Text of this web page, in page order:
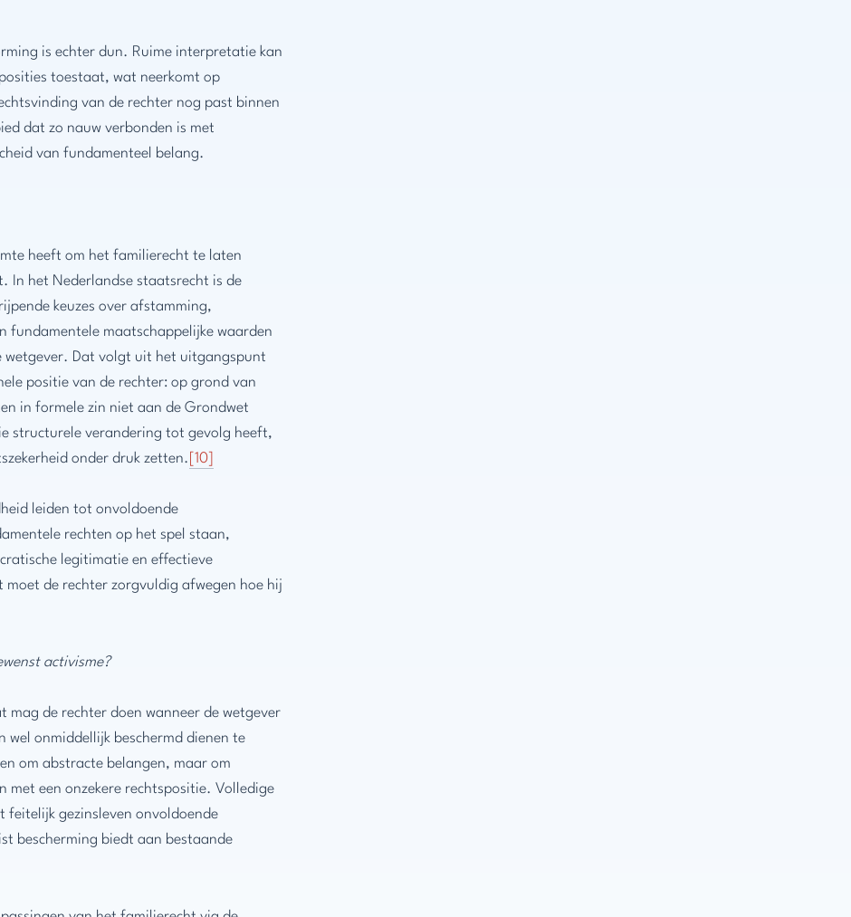
is echter dun. Ruime interpretatie kan
toestaat, wat neerkomt op
van de rechter nog past binnen
dat zo nauw verbonden is met
van fundamenteel belang.
heeft om het familierecht te laten
In het Nederlandse staatsrecht is de
keuzes over afstamming,
fundamentele maatschappelijke waarden
wetgever. Dat volgt uit het uitgangspunt
positie van de rechter: op grond van
in formele zin niet aan de Grondwet
structurele verandering tot gevolg heeft,
onder druk zetten. [10]
leiden tot onvoldoende
rechten op het spel staan,
legitimatie en effectieve
de rechter zorgvuldig afwegen hoe hij
activisme?
mag de rechter doen wanneer de wetgever
onmiddellijk beschermd dienen te
om abstracte belangen, maar om
met een onzekere rechtspositie. Volledige
feitelijk gezinsleven onvoldoende
bescherming biedt aan bestaande